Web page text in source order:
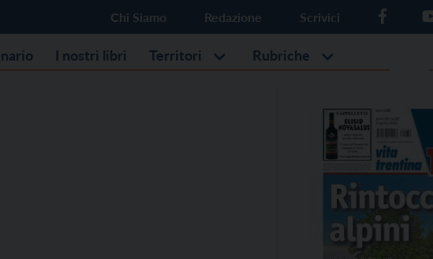
Chi Siamo Redazione Scrivici
I nostri libri Territori Rubriche